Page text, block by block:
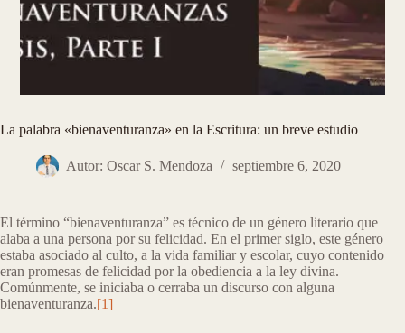
La palabra «bienaventuranza» en la Escritura: un breve estudio
Autor: Oscar S. Mendoza septiembre 6, 2020
El término “bienaventuranza” es técnico de un género literario que
alaba a una persona por su felicidad. En el primer siglo, este género
estaba asociado al culto, a la vida familiar y escolar, cuyo contenido
eran promesas de felicidad por la obediencia a la ley divina.
Comúnmente, se iniciaba o cerraba un discurso con alguna
bienaventuranza.[1]